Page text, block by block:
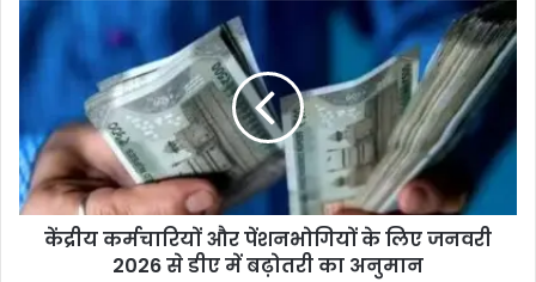
केंद्रीय
कर्मचारियों
पेंशनभोगियों
लिए
जनवरी
2026
से
केंद्रीय कर्मचारियों और पेंशनभोगियों के लिए जनवरी
2026 से डीए में बढ़ोतरी का अनुमान